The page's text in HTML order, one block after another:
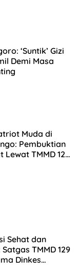
‘Suntik’ Gizi
Demi Masa
Muda di
Pembuktian
Lewat TMMD 129
Sehat dan
TMMD 129
Dinkes